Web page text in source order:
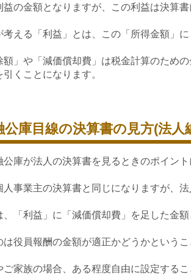
益の金額となりますが、この利益は決算
考える「利益」とは、この「所得金額」
額」や「減価償却費」は税金計算のため
くことになります。
公庫目線の決算書の見方(法人
庫が法人の決算書を見るときのポイント
事業主の決算書と同じになりますが、
「利益」に「減価償却費」を足した金額
役員報酬の金額が適正かどうかというこ
家族の場合、ある程度自由に設定するこ